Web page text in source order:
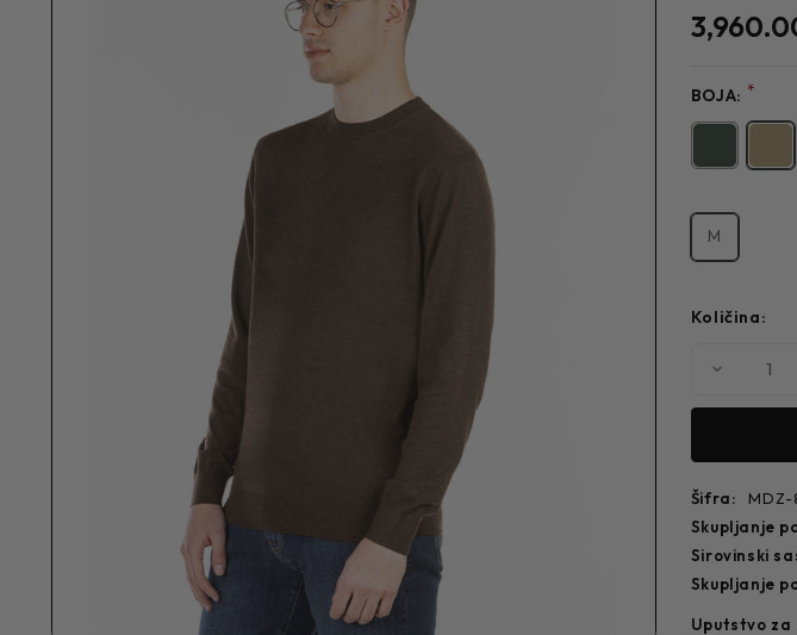
BOJA: *
M
Količina:
Smanjite
Šifra: MDZ-
sirovinski
skupljanje
skupljanje
Uputstvo za